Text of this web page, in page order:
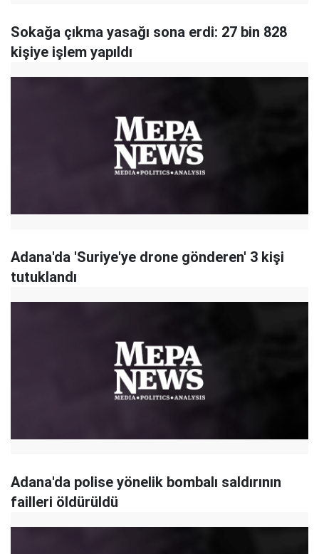
Sokağa çıkma yasağı sona erdi: 27 bin 828
kişiye işlem yapıldı
Adana'da 'Suriye'ye drone gönderen' 3 kişi
tutuklandı
Adana'da polise yönelik bombalı saldırının
failleri öldürüldü